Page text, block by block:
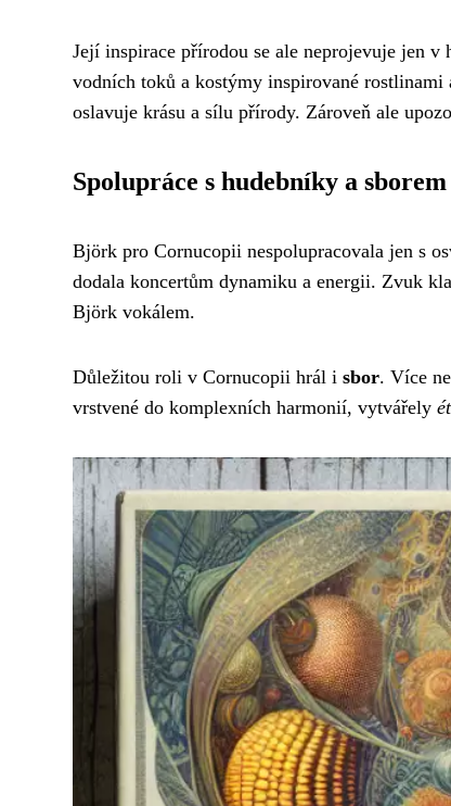
Její inspirace přírodou se ale neprojevuje jen v
vodních toků a kostýmy inspirované
oslavuje krásu a sílu přírody. Zároveň ale
Spolupráce s hudebníky a sborem
Björk pro Cornucopii nespolupracovala jen s
dodala koncertům dynamiku a energii. Zvuk
Björk vokálem.
Důležitou roli v Cornucopii hrál i sbor. Více
vrstvené do komplexních harmonií, vytvářely